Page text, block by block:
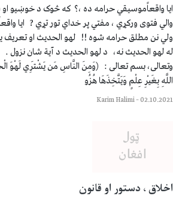
ایا واقعاًموسیقي حرامه ده ،؟ که څوک د خوښیو
والي فتوی ورکړي ، مفتي پر خداي تور تړي ? ایا
ولي نن مطلق حرامه شوه !! لهو الحدیث او
له لهو الحدیث نه، د لهو الحدیث د آیة شان نزول .
وتعالى، بسم تعالی : (وَمِنَ النَّاسِ مَن يَشْتَرِي لَهْوَ
اللَّهِ بِغَيْرِ عِلْمٍ وَيَتَّخِذَهَا هُزُو
02.10.2021
–
Karim Halimi
اخلاق ، دستور او قانون